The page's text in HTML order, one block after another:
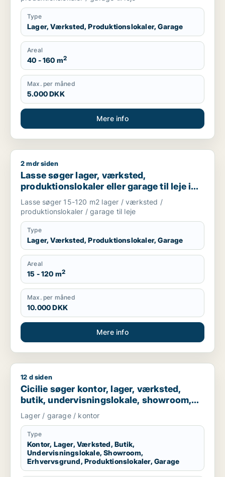
Type
Lager, Værksted, Produktionslokaler, Garage
Areal
40 - 160 m2
Max. per måned
5.000 DKK
Mere info
Lasse søger lager, værksted, produktionslokaler eller
2 mdr siden
Lasse søger lager, værksted,
produktionslokaler eller garage til leje i
Storkøbenhavn
Lasse søger 15-120 m2 lager / værksted /
produktionslokaler / garage til leje
Type
Lager, Værksted, Produktionslokaler, Garage
Areal
15 - 120 m2
Max. per måned
10.000 DKK
Mere info
Cicilie søger kontor, lager, værksted, butik,
12 d siden
Cicilie søger kontor, lager, værksted,
butik, undervisningslokale, showroom,
erhvervsgrund, produktionslokaler eller
garage til leje i Region Sjælland eller
Nordsjælland
Lager / garage / kontor
Type
Kontor, Lager, Værksted, Butik,
Undervisningslokale, Showroom,
Erhvervsgrund, Produktionslokaler, Garage